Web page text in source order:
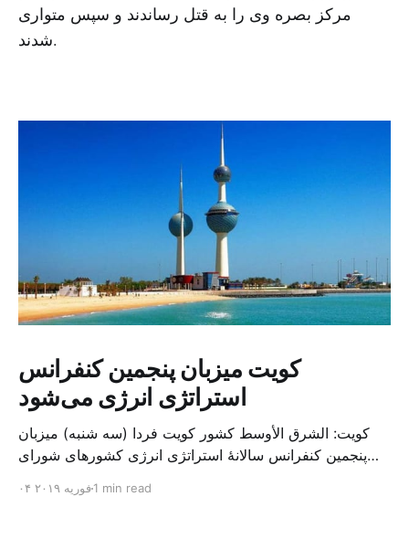
مرکز بصره وی را به قتل رساندند و سپس متواری
شدند.
کویت میزبان پنجمین کنفرانس
استراتژی انرژی می‌شود
کویت: الشرق الأوسط کشور کویت فردا (سه شنبه) میزبان
پنجمین کنفرانس سالانهٔ استراتژی انرژی کشورهای شورای
متخصص از شرکت‌های جهانی نفت و گاز در این کنفرانس
۰۴ فوریه ۲۰۱۹1 min read